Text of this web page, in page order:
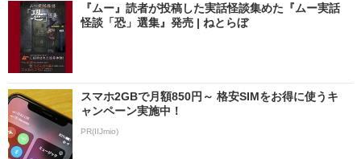
『ムー』読者が投稿した実話怪談集めた『ムー実話
怪談「恐」選集』発売 | ねとらぼ
スマホ2GBで月額850円～ 格安SIMをお得に使うキ
ャンペーン実施中！
PR(IIJmio)